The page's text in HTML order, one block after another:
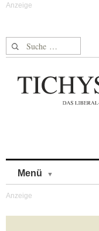
Suche nach:
Menü